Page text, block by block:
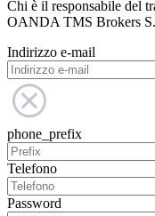
Chi è il responsabile del
OANDA TMS Brokers
Indirizzo e-mail
phone_prefix
Telefono
Password